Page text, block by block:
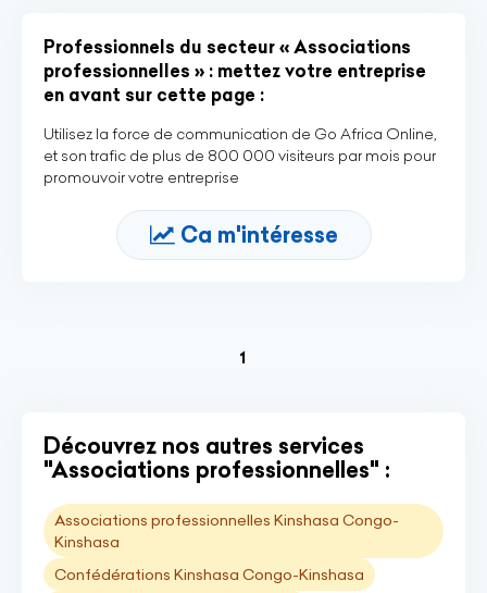
Professionnels du secteur « Associations
professionnelles » : mettez votre entreprise
en avant sur cette page :
Utilisez la force de communication de Go Africa Online,
et son trafic de plus de 800 000 visiteurs par mois pour
promouvoir votre entreprise
Ca m'intéresse
1
Découvrez nos autres services
"Associations professionnelles" :
Associations professionnelles Kinshasa Congo-
Kinshasa
Confédérations Kinshasa Congo-Kinshasa